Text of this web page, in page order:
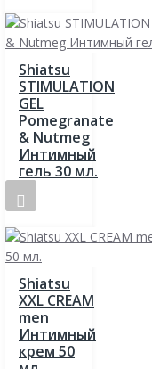
Shiatsu
STIMULATION
GEL
Pomegranate
& Nutmeg
Интимный
гель 30 мл.
Shiatsu
XXL CREAM
men
Интимный
крем 50